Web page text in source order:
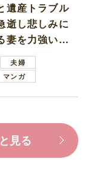
遺産トラブル
逝し悲しみに
妻を力強い言
夫婦
マンガ
見る